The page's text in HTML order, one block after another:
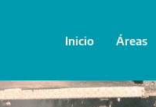
Inicio Áreas